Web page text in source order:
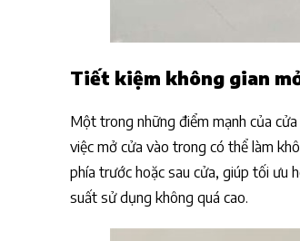
Tiết kiệm không gian
Một trong những điểm mạnh của
việc mở cửa vào trong có thể làm
phía trước hoặc sau cửa, giúp tối ưu
suất sử dụng không quá cao.